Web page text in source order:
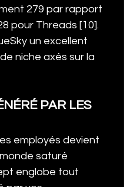
279 par rapport
pour Threads [10].
un excellent
niche axés sur la
PAR LES
employés devient
saturé
englobe tout